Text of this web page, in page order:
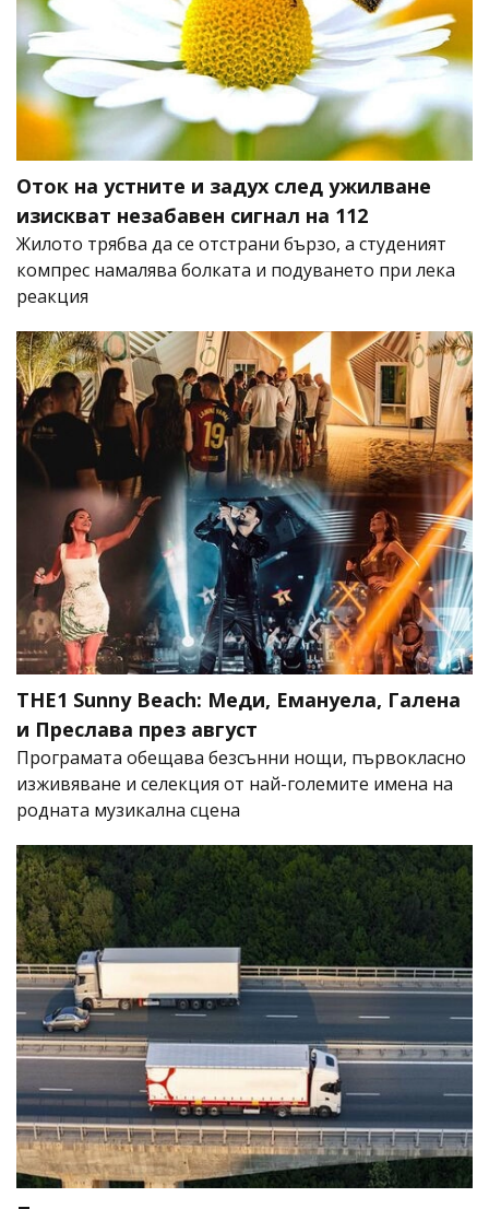
Оток на устните и задух след ужилване
изискват незабавен сигнал на 112
Жилото трябва да се отстрани бързо, а студеният
компрес намалява болката и подуването при лека
реакция
THE1 Sunny Beach: Меди, Емануела, Галена
и Преслава през август
Програмата обещава безсънни нощи, първокласно
изживяване и селекция от най-големите имена на
родната музикална сцена